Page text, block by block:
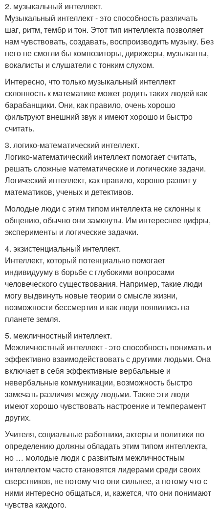
2. музыкальный интеллект.
Музыкальный интеллект - это способность различать
шаг, ритм, тембр и тон. Этот тип интеллекта позволяет
нам чувствовать, создавать, воспроизводить музыку. Без
него не смогли бы композиторы, дирижеры, музыканты,
вокалисты и слушатели с тонким слухом.
Интересно, что только музыкальный интеллект
склонность к математике может родить таких людей как
барабанщики. Они, как правило, очень хорошо
фильтруют внешний звук и имеют хорошо и быстро
считать.
3. логико-математический интеллект.
Логико-математический интеллект помогает считать,
решать сложные математические и логические задачи.
Логический интеллект, как правило, хорошо развит у
математиков, ученых и детективов.
Молодые люди с этим типом интеллекта не склонны к
общению, обычно они замкнуты. Им интереснее цифры,
эксперименты и логические задачки.
4. экзистенциальный интеллект.
Интеллект, который потенциально помогает
индивидууму в борьбе с глубокими вопросами
человеческого существования. Например, такие люди
могу выдвинуть новые теории о смысле жизни,
возможности бессмертия и как люди появились на
планете земля.
5. межличностный интеллект.
Межличностный интеллект - это способность понимать и
эффективно взаимодействовать с другими людьми. Она
включает в себя эффективные вербальные и
невербальные коммуникации, возможность быстро
замечать различия между людьми. Также эти люди
имеют хорошо чувствовать настроение и темперамент
других.
Учителя, социальные работники, актеры и политики по
определению должны обладать этим типом интеллекта,
но … молодые люди с развитым межличностным
интеллектом часто становятся лидерами среди своих
сверстников, не потому что они сильнее, а потому что с
ними интересно общаться, и, кажется, что они понимают
чувства каждого.